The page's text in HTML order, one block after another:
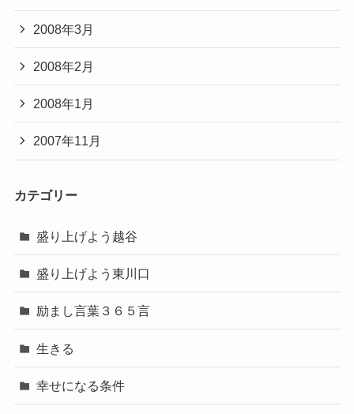
2008年3月
2008年2月
2008年1月
2007年11月
カテゴリー
盛り上げよう越谷
盛り上げよう東川口
励まし言葉３６５言
生きる
幸せになる条件